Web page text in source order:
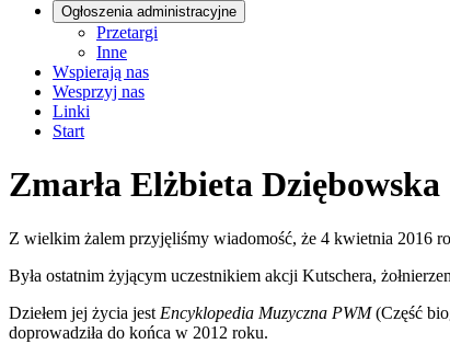
Ogłoszenia administracyjne
Przetargi
Inne
Wspierają nas
Wesprzyj nas
Linki
Start
Zmarła Elżbieta Dziębowska
Z wielkim żalem przyjęliśmy wiadomość, że 4 kwietnia 2016
Była ostatnim żyjącym uczestnikiem akcji Kutschera,
Dziełem jej życia jest Encyklopedia Muzyczna PWM(Część
doprowadziła do końca w 2012 roku.